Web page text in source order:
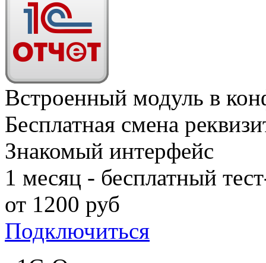
Встроенный модуль в
Бесплатная смена
Знакомый интерфейс
1 месяц - бесплатный
от 1200 руб
Подключиться